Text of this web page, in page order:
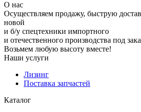
О нас
Осуществляем продажу, быструю
новой
и б/у спецтехники импортного
и отечественного производства под
Возьмем любую высоту вместе!
Наши услуги
Лизинг
Поставка запчастей
Каталог